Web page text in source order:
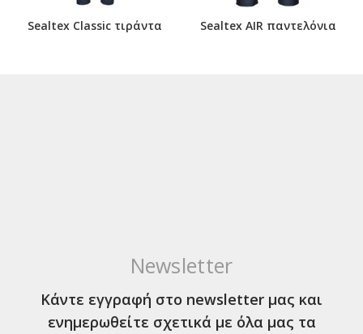
Sealtex Classic τιράντα Sealtex AIR παντελόνια
Newsletter
Κάντε εγγραφή στο newsletter μας και
ενημερωθείτε σχετικά με όλα μας τα